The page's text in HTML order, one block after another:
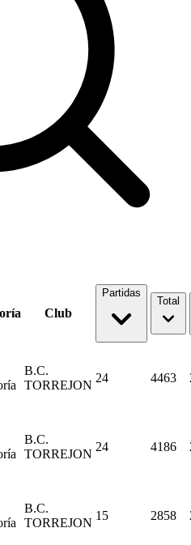
Club
Partidas
Total
B.C.
TORREJON
24 4463
B.C.
TORREJON
24 4186
B.C.
TORREJON
15 2858